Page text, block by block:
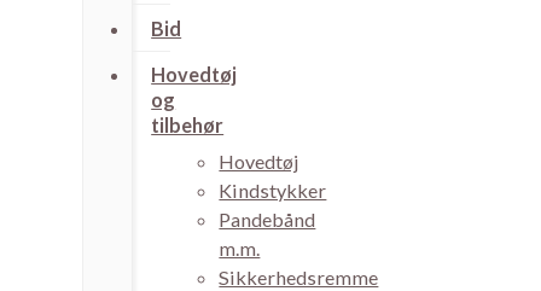
Bid
Hovedtøj
og
tilbehør
Hovedtøj
Kindstykker
Pandebånd
m.m.
Sikkerhedsremme